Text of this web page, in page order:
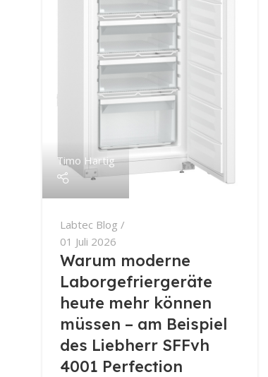
Timo Hartig
Labtec Blog
01 Juli 2026
Warum moderne
Laborgefriergeräte
heute mehr können
müssen – am Beispiel
des Liebherr SFFvh
4001 Perfection